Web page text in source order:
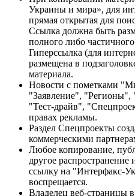
Украины и мира», для
прямая открытая для
Ссылка должна быть
полного либо
Гиперссылка (для
размещена в
материала.
Новости с пометками
"Заявление",
"Тест-драйв",
правах рекламы.
Раздел Спецпроекты
коммерческими
Любое копирование,
другое
ссылку на "Интерфакс-
воспрещается.
Владелец веб-страницы